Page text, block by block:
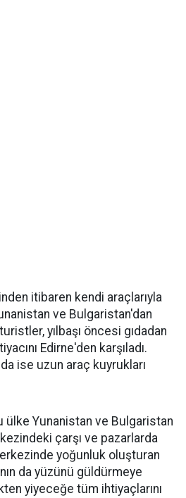
itibaren kendi araçlarıyla
ve Bulgaristan'dan
yılbaşı öncesi gıdadan
Edirne'den karşıladı.
ise uzun araç kuyrukları
ülke Yunanistan ve Bulgaristan
çarşı ve pazarlarda
yoğunluk oluşturan
da yüzünü güldürmeye
yiyeceğe tüm ihtiyaçlarını